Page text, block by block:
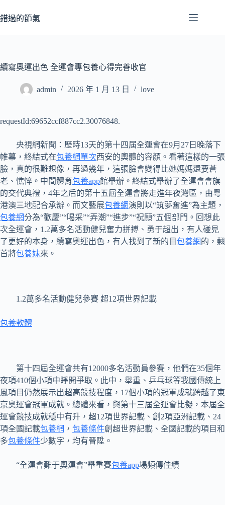
至
容
錯過的節氣
續寫奧運出色 全運會專包養心得完善收官
admin 2026 年 1 月 13 日 love
requestId:69652ccf887cc2.30076848.
央視網新聞：歷時13天的第十四屆全運會在9月27日晚落下
帷幕，終結式在包養網單次西安的奧體的容顏。看著這樣的一張
臉，真的很難想像，再過幾年，這張臉會變得比她媽媽還要蒼
老、憔悴。中間體育包養app館舉辦。終結式舉辦了全運會會旗
的交代典禮，4年之后的第十五屆全運會將走進年夜灣區，由粵
港澳三地配合承辦。而文藝展包養網演則以“筑夢奮進”為主題，
包養網分為“歡慶”“喝采”“弄潮”“進步”“祝願”五個部門。回想此
次全運會，1.2萬多名活動健兒奮力拼搏、勇于超出，有人碰見
了更好的本身，續寫奧運出色，有人找到了新的目包養網的，翹
首將包養妹來。
1.2萬多名活動健兒參賽 超12項世界記載
包養軟體
第十四屆全運會共有12000多名活動員參賽，他們在35個年
夜項410個小項中睜開爭取。此中，舉重、乒乓球等我國傳統上
風項目仍然展示出超高競技程度，17個小項的冠軍成就跨越了東
京奧運會冠軍成就。總體來看，與第十三屆全運會比擬，本屆全
運會競技成就穩中有升，超12項世界記載、創2項亞洲記載、24
項全國記載包養網 ， 包養條件創超世界記載、全國記載的項目和
多包養條件少數字，均有晉陞。
“全運會難于奧運會”舉重賽包養app場頻傳佳績